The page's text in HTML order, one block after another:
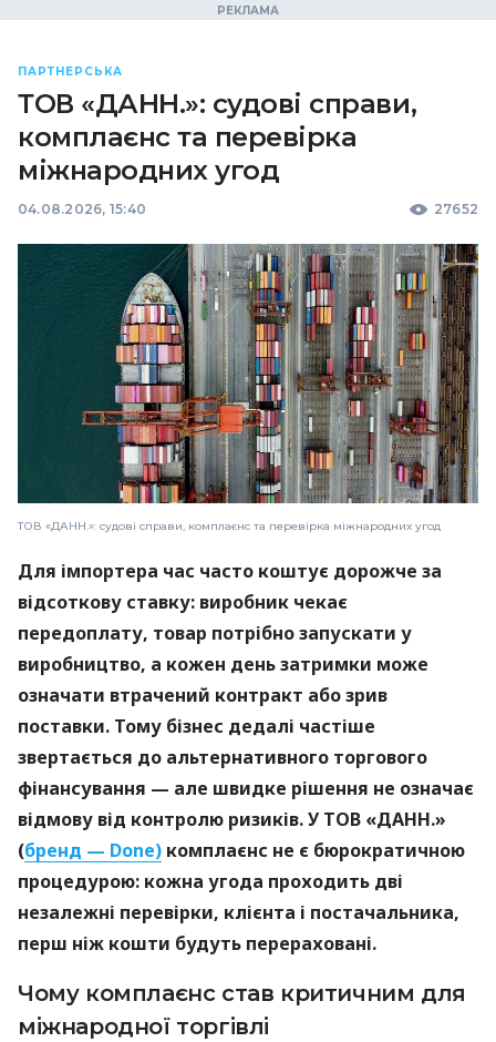
ПАРТНЕРСЬКА
ТОВ «ДАНН.»: судові справи,
комплаєнс та перевірка
міжнародних угод
04.08.2026, 15:40 27652
ТОВ «ДАНН.»: судові справи, комплаєнс та перевірка міжнародних угод
Для імпортера час часто коштує дорожче за
відсоткову ставку: виробник чекає
передоплату, товар потрібно запускати у
виробництво, а кожен день затримки може
означати втрачений контракт або зрив
поставки. Тому бізнес дедалі частіше
звертається до альтернативного торгового
фінансування — але швидке рішення не означає
відмову від контролю ризиків. У ТОВ «ДАНН.»
(бренд — Done) комплаєнс не є бюрократичною
процедурою: кожна угода проходить дві
незалежні перевірки, клієнта і постачальника,
перш ніж кошти будуть перераховані.
Чому комплаєнс став критичним для
міжнародної торгівлі